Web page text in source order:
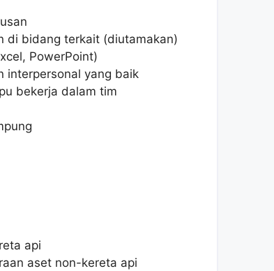
di bidang terkait (diutamakan)
PowerPoint)
interpersonal yang baik
bekerja dalam tim
api
aset non-kereta api